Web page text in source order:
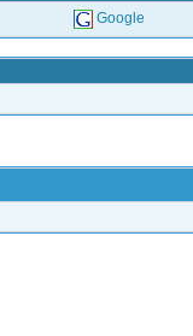
Google